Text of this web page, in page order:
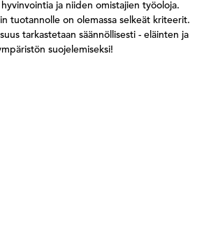
ja niiden omistajien työoloja.
tuotannolle on olemassa selkeät kriteerit.
tarkastetaan säännöllisesti - eläinten ja
suojelemiseksi!